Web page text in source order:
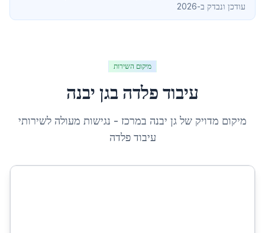
עודכן ונבדק ב-2026
מיקום השירות
עיבוד פלדה בגן יבנה
מיקום מדויק של גן יבנה במרכז - נגישות מעולה לשירותי
עיבוד פלדה